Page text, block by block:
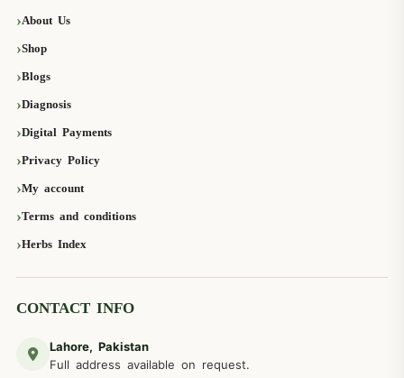
About Us
Shop
Blogs
Diagnosis
Digital Payments
Privacy Policy
My account
Terms and conditions
Herbs Index
CONTACT INFO
Lahore, Pakistan
Full address available on request.